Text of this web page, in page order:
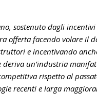
sostenuto dagli
offerta facendo volare il
e incentivando
un’industria
rispetto al
recenti e larga